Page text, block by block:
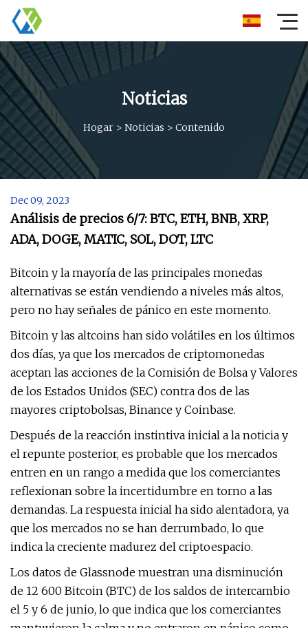
Noticias
Hogar > Noticias > Contenido
Dec 09, 2023
Análisis de precios 6/7: BTC, ETH, BNB, XRP,
ADA, DOGE, MATIC, SOL, DOT, LTC
Bitcoin y la mayoría de las principales monedas
alternativas se están vendiendo a niveles más altos,
pero no hay señales de pánico en este momento.
Bitcoin y las altcoins han sido volátiles en los últimos
dos días, ya que los mercados de criptomonedas
aceptan las acciones de la Comisión de Bolsa y Valores
de los Estados Unidos (SEC) contra dos de las
mayores criptobolsas, Binance y Coinbase.
Después de la reacción instintiva inicial a la noticia y
el repunte posterior, es probable que los mercados
entren en un rango a medida que los comerciantes
reflexionan sobre la incertidumbre en torno a las
demandas. La respuesta inicial ha sido alentadora, ya
que los mercados no se han derrumbado, lo que
indica la creciente madurez del criptoespacio.
Los datos de Glassnode muestran una disminución
de 12 600 Bitcoin (BTC) de los saldos de intercambio
el 5 y 6 de junio, lo que indica que los comerciantes